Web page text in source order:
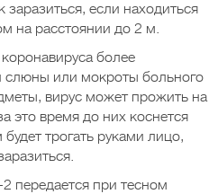
если находиться
на расстоянии до 2 м.
более
слюны или мокроты больного
вирус может прожить на
это время до них коснется
трогать руками лицо,
передается при тесном